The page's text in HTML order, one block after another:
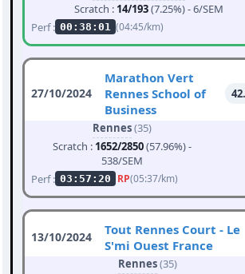
Scratch : 14/193(7.25%) - 6/SEM
Perf : 00:38:01 (04:45/km)
27/10/2024
Marathon Vert
Rennes School of
Business
Rennes(35)
Scratch : 1652/2850(57.96%) -
538/SEM
Perf : 03:57:20 RP(05:37/km)
13/10/2024
Tout Rennes Court - Le
S'mi Ouest France
Rennes(35)